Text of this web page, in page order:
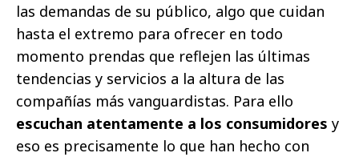
las demandas de su público, algo que cuidan
hasta el extremo para ofrecer en todo
momento prendas que reflejen las últimas
tendencias y servicios a la altura de las
compañías más vanguardistas. Para ello
escuchan atentamente a los consumidores y
eso es precisamente lo que han hecho con